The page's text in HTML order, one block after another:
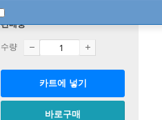
판매중
수량
카트에 넣기
바로구매